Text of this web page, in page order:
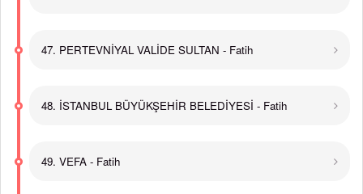
47. PERTEVNİYAL VALİDE SULTAN - Fatih
48. İSTANBUL BÜYÜKŞEHİR BELEDİYESİ - Fatih
49. VEFA - Fatih